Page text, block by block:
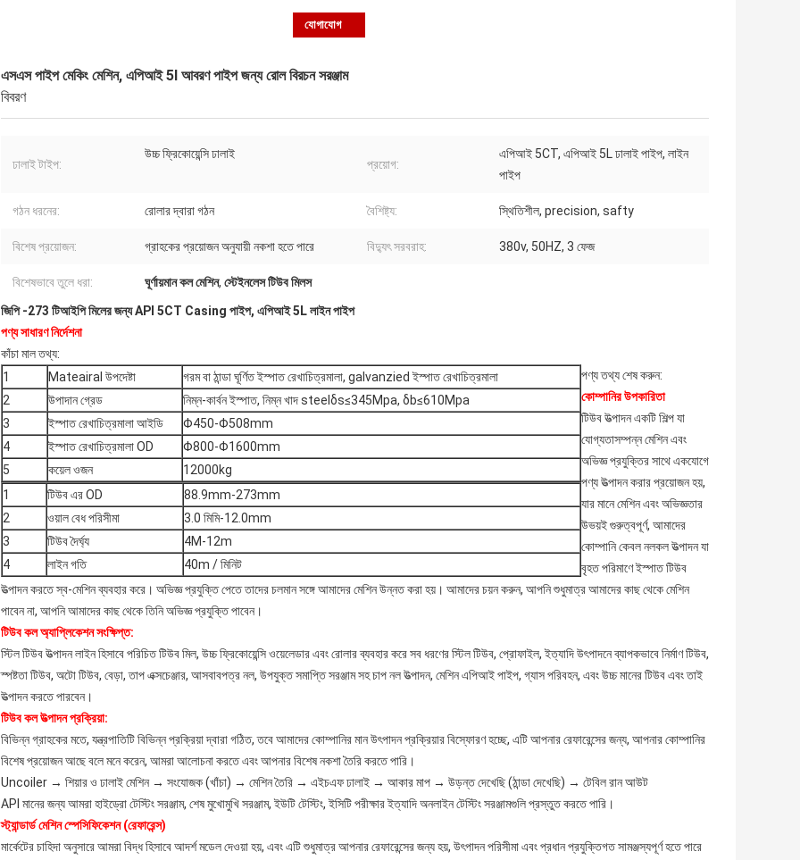
যোগাযোগ
এসএস পাইপ মেকিং মেশিন, এপিআই 5l আবরণ পাইপ জন্য রোল বিরচন সরঞ্জাম
বিবরণ
ঢালাই টাইপ:
উচ্চ ফ্রিকোয়েন্সি ঢালাই
প্রয়োগ:
এপিআই 5CT, এপিআই 5L ঢালাই পাইপ, লাইন
পাইপ
গঠন ধরনের: রোলার দ্বারা গঠন বৈশিষ্ট্য: স্থিতিশীল, precision, safty
বিশেষ প্রয়োজন: গ্রাহকের প্রয়োজন অনুযায়ী নকশা হতে পারে বিদ্যুৎ সরবরাহ: 380v, 50HZ, 3 ফেজ
বিশেষভাবে তুলে ধরা: ঘূর্ণায়মান কল মেশিন, স্টেইনলেস টিউব মিলস
জিপি -273 টিআইপি মিলের জন্য API 5CT Casing পাইপ, এপিআই 5L লাইন পাইপ
পণ্য সাধারণ নির্দেশনা
কাঁচা মাল তথ্য:
1
Mateairal উপদেষ্টা
গরম বা ঠান্ডা ঘূর্ণিত ইস্পাত রেখাচিত্রমালা, galvanzied ইস্পাত রেখাচিত্রমালা
2
উপাদান গ্রেড
নিম্ন-কার্বন ইস্পাত, নিম্ন খাদ steelδs≤345Mpa, δb≤610Mpa
3
ইস্পাত রেখাচিত্রমালা আইডি
Φ450-Φ508mm
4
ইস্পাত রেখাচিত্রমালা OD
Φ800-Φ1600mm
5
কয়েল ওজন 12000kg
পণ্য তথ্য শেষ করুন:
1 টিউব এর OD
88.9mm-273mm
2
ওয়াল বেধ পরিসীমা
3.0 মিমি-12.0mm
3
টিউব দৈর্ঘ্য
4M-12m
4
লাইন গতি 40m / মিনিট
কোম্পানির উপকারিতা
টিউব উত্পাদন একটি শিল্প যা
যোগ্যতাসম্পন্ন মেশিন এবং
অভিজ্ঞ প্রযুক্তির সাথে একযোগে
পণ্য উত্পাদন করার প্রয়োজন হয়,
যার মানে মেশিন এবং অভিজ্ঞতার
উভয়ই গুরুত্বপূর্ণ, আমাদের
কোম্পানি কেবল নলকল উত্পাদন যা
বৃহত পরিমাণে ইস্পাত টিউব
উত্পাদন করতে স্ব-মেশিন ব্যবহার করে। অভিজ্ঞ প্রযুক্তি পেতে তাদের চলমান সঙ্গে আমাদের মেশিন উন্নত করা হয়। আমাদের চয়ন করুন, আপনি শুধুমাত্র আমাদের কাছ থেকে মেশিন
পাবেন না, আপনি আমাদের কাছ থেকে তিনি অভিজ্ঞ প্রযুক্তি পাবেন।
টিউব কল অ্যাপ্লিকেশন সংক্ষিপ্ত:
স্টিল টিউব উত্পাদন লাইন হিসাবে পরিচিত টিউব মিল, উচ্চ ফ্রিকোয়েন্সি ওয়েলেডার এবং রোলার ব্যবহার করে সব ধরণের স্টিল টিউব, প্রোফাইল, ইত্যাদি উৎপাদনে ব্যাপকভাবে নির্মাণ টিউব,
স্পষ্টতা টিউব, অটো টিউব, বেড়া, তাপ এক্সচেঞ্জার, আসবাবপত্র নল, উপযুক্ত সমাপ্তি সরঞ্জাম সহ চাপ নল উত্পাদন, মেশিন এপিআই পাইপ, গ্যাস পরিবহন, এবং উচ্চ মানের টিউব এবং তাই
উত্পাদন করতে পারবেন।
টিউব কল উত্পাদন প্রক্রিয়া:
বিভিন্ন গ্রাহকের মতে, যন্ত্রপাতিটি বিভিন্ন প্রক্রিয়া দ্বারা গঠিত, তবে আমাদের কোম্পানির মান উৎপাদন প্রক্রিয়ার বিস্ফোরণ হচ্ছে, এটি আপনার রেফারেন্সের জন্য, আপনার কোম্পানির
বিশেষ প্রয়োজন আছে বলে মনে করেন, আমরা আলোচনা করতে এবং আপনার বিশেষ নকশা তৈরি করতে পারি।
Uncoiler → শিয়ার ও ঢালাই মেশিন → সংযোজক (খাঁচা) → মেশিন তৈরি → এইচএফ ঢালাই → আকার মাপ → উড়ন্ত দেখেছি (ঠান্ডা দেখেছি) → টেবিল রান আউট
API মানের জন্য আমরা হাইড্রো টেস্টিং সরঞ্জাম, শেষ মুখোমুখি সরঞ্জাম, ইউটি টেস্টিং, ইসিটি পরীক্ষার ইত্যাদি অনলাইন টেস্টিং সরঞ্জামগুলি প্রস্তুত করতে পারি।
স্ট্যান্ডার্ড মেশিন স্পেসিফিকেশন (রেফারেন্স)
মার্কেটের চাহিদা অনুসারে আমরা বিদ্ধ হিসাবে আদর্শ মডেল দেওয়া হয়, এবং এটি শুধুমাত্র আপনার রেফারেন্সের জন্য হয়, উৎপাদন পরিসীমা এবং প্রধান প্রযুক্তিগত সামঞ্জস্যপূর্ণ হতে পারে